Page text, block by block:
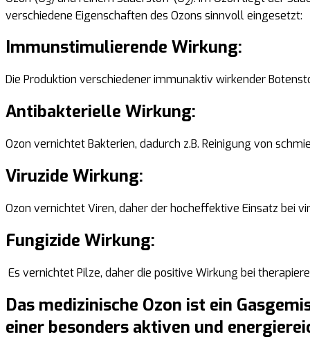
verschiedene Eigenschaften des Ozons sinnvoll eingesetzt:
Immunstimulierende Wirkung:
Die Produktion verschiedener immunaktiv wirkender
Antibakterielle Wirkung:
Ozon vernichtet Bakterien, dadurch z.B. Reinigung von
Viruzide Wirkung:
Ozon vernichtet Viren, daher der hocheffektive Einsatz bei
Fungizide Wirkung:
Es vernichtet Pilze, daher die positive Wirkung bei
Das medizinische Ozon ist ein
einer besonders aktiven und